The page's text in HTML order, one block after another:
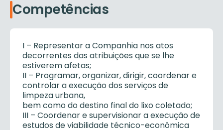
Competências
I – Representar a Companhia nos atos
decorrentes das atribuições que se lhe
estiverem afetas;
II – Programar, organizar, dirigir, coordenar e
controlar a execução dos serviços de
limpeza urbana,
bem como do destino final do lixo coletado;
III – Coordenar e supervisionar a execução de
estudos de viabilidade técnico-econômica